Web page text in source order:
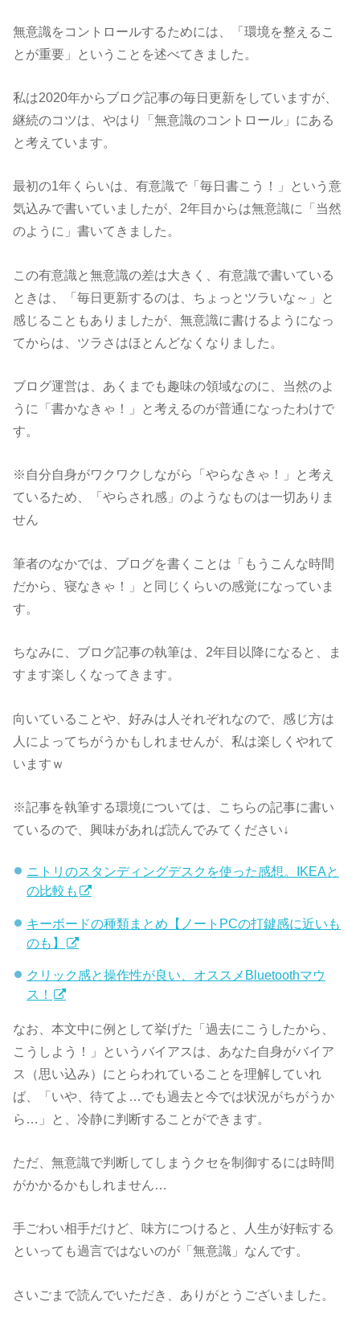
無意識をコントロールするためには、「環境を整えるこ
とが重要」ということを述べてきました。
私は2020年からブログ記事の毎日更新をしていますが、
継続のコツは、やはり「無意識のコントロール」にある
と考えています。
最初の1年くらいは、有意識で「毎日書こう！」という意
気込みで書いていましたが、2年目からは無意識に「当然
のように」書いてきました。
この有意識と無意識の差は大きく、有意識で書いている
ときは、「毎日更新するのは、ちょっとツラいな～」と
感じることもありましたが、無意識に書けるようになっ
てからは、ツラさはほとんどなくなりました。
ブログ運営は、あくまでも趣味の領域なのに、当然のよ
うに「書かなきゃ！」と考えるのが普通になったわけで
す。
※自分自身がワクワクしながら「やらなきゃ！」と考え
ているため、「やらされ感」のようなものは一切ありま
せん
筆者のなかでは、ブログを書くことは「もうこんな時間
だから、寝なきゃ！」と同じくらいの感覚になっていま
す。
ちなみに、ブログ記事の執筆は、2年目以降になると、ま
すます楽しくなってきます。
向いていることや、好みは人それぞれなので、感じ方は
人によってちがうかもしれませんが、私は楽しくやれて
いますｗ
※記事を執筆する環境については、こちらの記事に書い
ているので、興味があれば読んでみてください↓
ニトリのスタンディングデスクを使った感想。IKEAと
の比較も
キーボードの種類まとめ【ノートPCの打鍵感に近いも
のも】
クリック感と操作性が良い、オススメBluetoothマウ
ス！
なお、本文中に例として挙げた「過去にこうしたから、
こうしよう！」というバイアスは、あなた自身がバイア
ス（思い込み）にとらわれていることを理解していれ
ば、「いや、待てよ…でも過去と今では状況がちがうか
ら…」と、冷静に判断することができます。
ただ、無意識で判断してしまうクセを制御するには時間
がかかるかもしれません…
手ごわい相手だけど、味方につけると、人生が好転する
といっても過言ではないのが「無意識」なんです。
さいごまで読んでいただき、ありがとうございました。